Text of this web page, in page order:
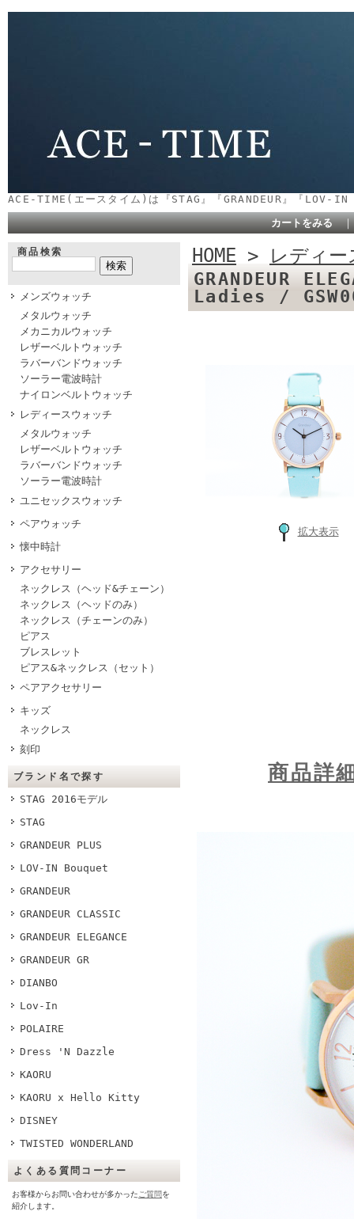
ACE-TIME(エースタイム)は『STAG』『GRANDEUR』『
カートをみる
商品検索
メンズウォッチ
メタルウォッチ
メカニカルウォッチ
レザーベルトウォッチ
ラバーバンドウォッチ
ソーラー電波時計
ナイロンベルトウォッチ
レディースウォッチ
メタルウォッチ
レザーベルトウォッチ
ラバーバンドウォッチ
ソーラー電波時計
ユニセックスウォッチ
ペアウォッチ
懐中時計
アクセサリー
ネックレス（ヘッド&チェーン）
ネックレス（ヘッドのみ）
ネックレス（チェーンのみ）
ピアス
ブレスレット
ピアス&ネックレス（セット）
ペアアクセサリー
キッズ
ネックレス
刻印
ブランド名で探す
STAG 2016モデル
STAG
GRANDEUR PLUS
LOV-IN Bouquet
GRANDEUR
GRANDEUR CLASSIC
GRANDEUR ELEGANCE
GRANDEUR GR
DIANBO
Lov-In
POLAIRE
Dress 'N Dazzle
KAORU
KAORU x Hello Kitty
DISNEY
TWISTED WONDERLAND
よくある質問コーナー
お客様からお問い合わせが多かった ご質問を
紹介します。
HOME > レディ
GRANDEUR
Ladies /
拡大表示
商品詳